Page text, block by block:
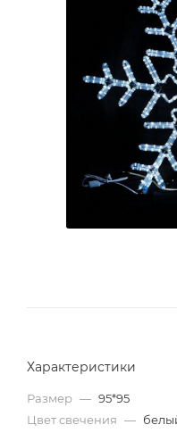
Характеристики
Размер — 95*95
Цвет свечения —